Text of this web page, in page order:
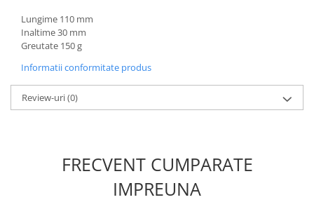
Lungime 110 mm
Inaltime 30 mm
Greutate 150 g
Informatii conformitate produs
Review-uri(0)
FRECVENT CUMPARATE
IMPREUNA